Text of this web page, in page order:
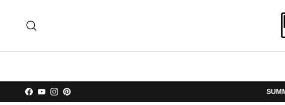
Facebook
YouTubeInstagramPinterest